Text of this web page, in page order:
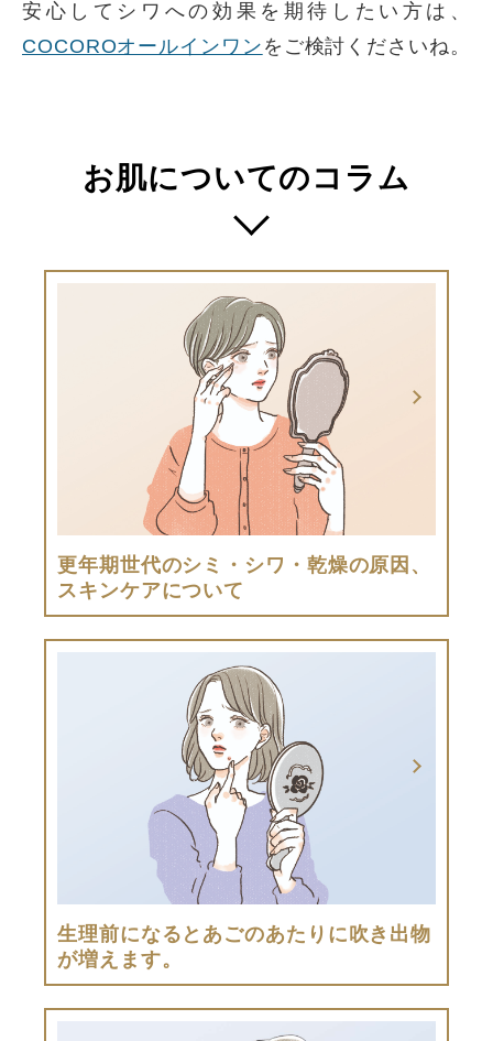
安心してシワへの効果を期待したい方は、
COCOROオールインワン をご検討くださいね。
お肌についてのコラム
更年期世代のシミ・シワ・乾燥の原因、
スキンケアについて
生理前になるとあごのあたりに吹き出物
が増えます。